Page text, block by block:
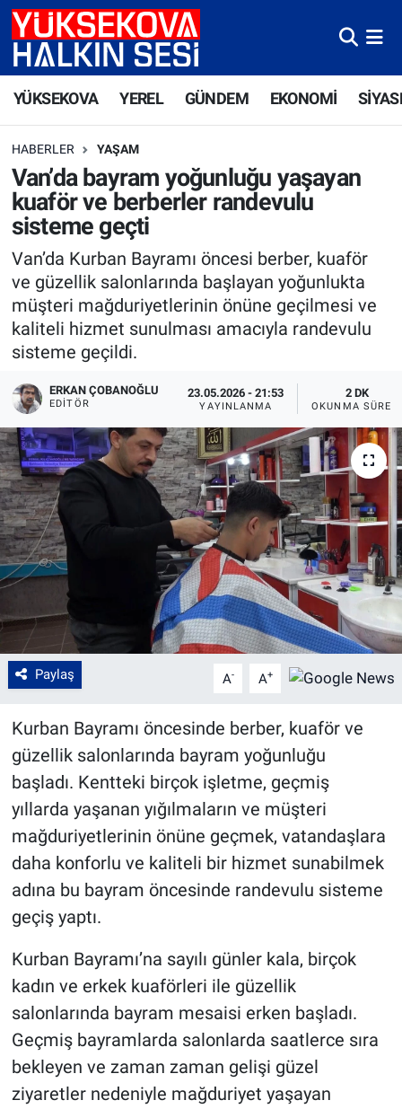
YÜKSEKOVA YEREL GÜNDEM EKONOMİ
HABERLER YAŞAM
Van’da bayram yoğunluğu yaşayan
kuaför ve berberler randevulu
sisteme geçti
Van’da Kurban Bayramı öncesi berber, kuaför
ve güzellik salonlarında başlayan yoğunlukta
müşteri mağduriyetlerinin önüne geçilmesi ve
kaliteli hizmet sunulması amacıyla randevulu
sisteme geçildi.
ERKAN ÇOBANOĞLU
EDITÖR
23.05.2026 - 21:53
YAYINLANMA
2 DK
OKUNMA SÜRESI
Paylaş A- A+
Kurban Bayramı öncesinde berber, kuaför ve
güzellik salonlarında bayram yoğunluğu
başladı. Kentteki birçok işletme, geçmiş
yıllarda yaşanan yığılmaların ve müşteri
mağduriyetlerinin önüne geçmek, vatandaşlara
daha konforlu ve kaliteli bir hizmet sunabilmek
adına bu bayram öncesinde randevulu sisteme
geçiş yaptı.
Kurban Bayramı’na sayılı günler kala, birçok
kadın ve erkek kuaförleri ile güzellik
salonlarında bayram mesaisi erken başladı.
Geçmiş bayramlarda salonlarda saatlerce sıra
bekleyen ve zaman zaman gelişi güzel
ziyaretler nedeniyle mağduriyet yaşayan
Yüksekova Nöbetçi Eczaneler
Yüksekova Trafik Yoğunluk Haritası
Süper Lig Puan Durumu ve Fikstür
Tüm Manşetler
Son Dakika Haberleri
Haber Arşivi